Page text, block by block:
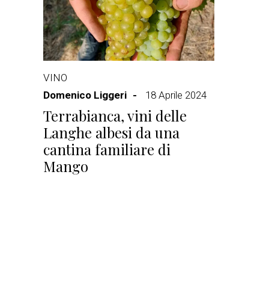
VINO
Domenico Liggeri
18 Aprile 2024
Terrabianca, vini delle
Langhe albesi da una
cantina familiare di
Mango